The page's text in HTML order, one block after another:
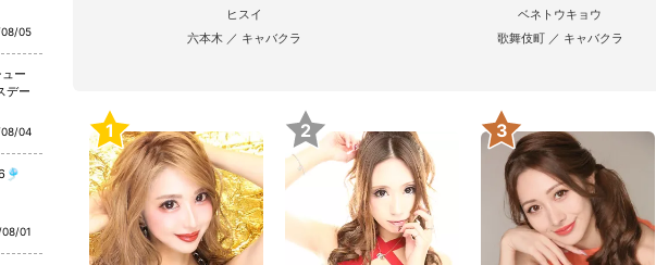
ヒスイ
六本木 ／ キャバクラ
ベネトウキョウ
歌舞伎町 ／ キャバクラ
1 2 3
05
ー
デー
04
01